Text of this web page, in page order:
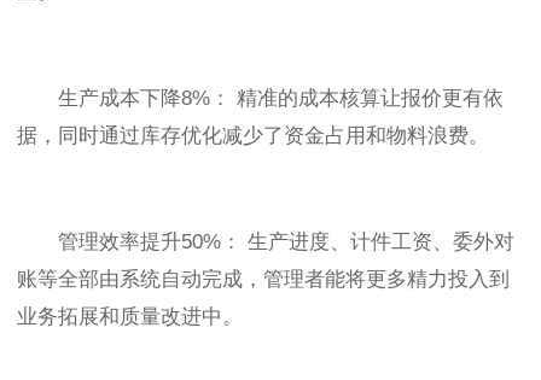
生产成本下降8%： 精准的成本核算让报价更有依
据，同时通过库存优化减少了资金占用和物料浪费。
管理效率提升50%： 生产进度、计件工资、委外对
账等全部由系统自动完成，管理者能将更多精力投入到
业务拓展和质量改进中。